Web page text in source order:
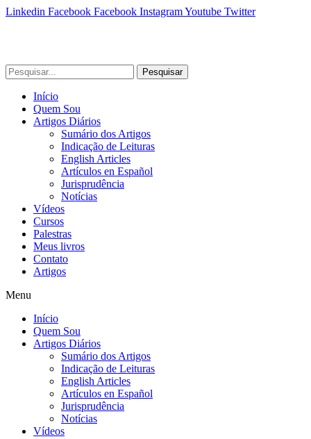
Linkedin Facebook Facebook InstagramYoutube Twitter
Pesquisar
Início
Quem Sou
Artigos Diários
Sumário dos Artigos
Indicação de Leituras
English Articles
Artículos en Español
Jurisprudência
Notícias
Vídeos
Cursos
Palestras
Meus livros
Contato
Artigos
Menu
Início
Quem Sou
Artigos Diários
Sumário dos Artigos
Indicação de Leituras
English Articles
Artículos en Español
Jurisprudência
Notícias
Vídeos